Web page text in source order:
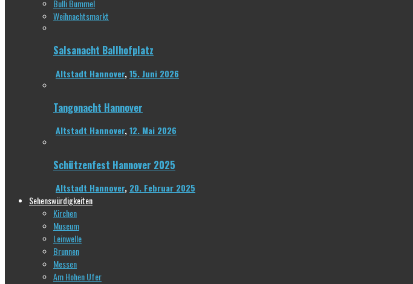
Bulli Bummel
Weihnachtsmarkt
Salsanacht Ballhofplatz
Altstadt Hannover,15. Juni 2026
Tangonacht Hannover
Altstadt Hannover,12. Mai 2026
Schützenfest Hannover 2025
Altstadt Hannover, 20. Februar 2025
Sehenswürdigkeiten
Kirchen
Museum
Leinwelle
Brunnen
Messen
Am Hohen Ufer